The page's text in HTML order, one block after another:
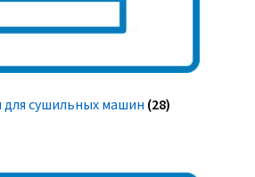
для сушильных машин (28)